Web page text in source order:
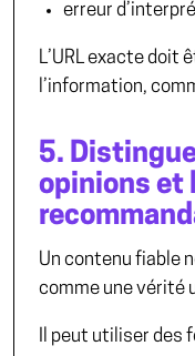
erreur
L’URL exacte doit
l’information,
5.
opinions et
Un contenu fiable
comme une vérité
Il peut utiliser